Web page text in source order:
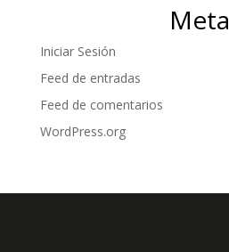
Meta
Iniciar Sesión
Feed de entradas
Feed de comentarios
WordPress.org